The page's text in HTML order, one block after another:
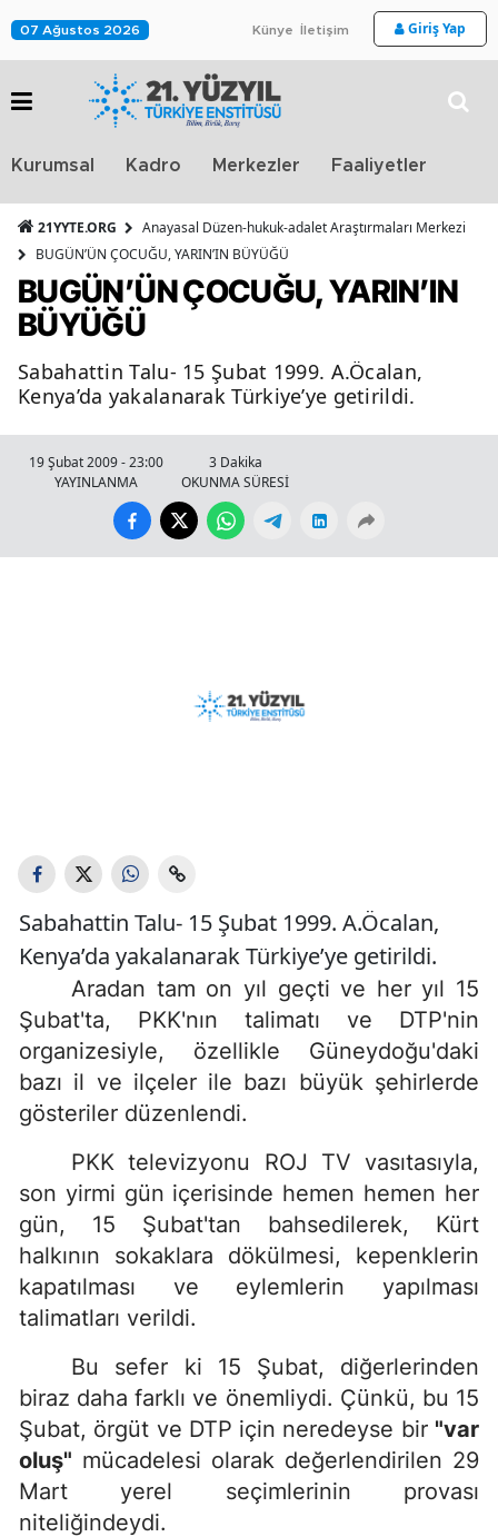
07 Ağustos 2026 Künye İletişim Giriş Yap
Kurumsal Kadro Merkezler Faaliyetler
21YYTE.ORG
Anayasal Düzen-hukuk-adalet Araştırmaları Merkezi
BUGÜN’ÜN ÇOCUĞU, YARIN’IN BÜYÜĞÜ
BUGÜN’ÜN ÇOCUĞU, YARIN’IN
BÜYÜĞÜ
Sabahattin Talu- 15 Şubat 1999. A.Öcalan,
Kenya’da yakalanarak Türkiye’ye getirildi.
19 Şubat 2009 - 23:00
YAYINLANMA
3 Dakika
OKUNMA SÜRESİ
Sabahattin Talu- 15 Şubat 1999. A.Öcalan,
Kenya’da yakalanarak Türkiye’ye getirildi.
Aradan tam on yıl geçti ve her yıl 15
Şubat'ta, PKK'nın talimatı ve DTP'nin
organizesiyle, özellikle Güneydoğu'daki
bazı il ve ilçeler ile bazı büyük şehirlerde
gösteriler düzenlendi.
PKK televizyonu ROJ TV vasıtasıyla,
son yirmi gün içerisinde hemen hemen her
gün, 15 Şubat'tan bahsedilerek, Kürt
halkının sokaklara dökülmesi, kepenklerin
kapatılması ve eylemlerin yapılması
talimatları verildi.
Bu sefer ki 15 Şubat, diğerlerinden
biraz daha farklı ve önemliydi. Çünkü, bu 15
Şubat, örgüt ve DTP için neredeyse bir "var
oluş" mücadelesi olarak değerlendirilen 29
Mart yerel seçimlerinin provası
niteliğindeydi.